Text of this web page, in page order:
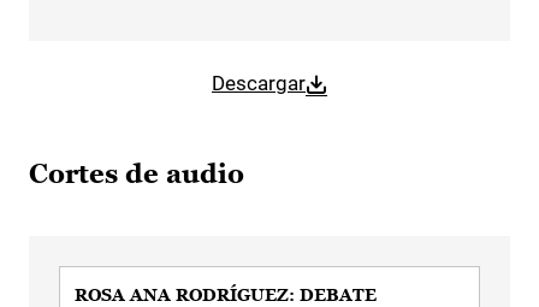
Descargar
Cortes de audio
ROSA ANA RODRÍGUEZ: DEBATE